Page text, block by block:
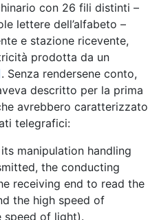
con 26 fili distinti –
lettere dell’alfabeto –
e stazione ricevente,
prodotta da un
. Senza rendersene conto,
descritto per la prima
avrebbero caratterizzato
telegrafici:
manipulation handling
the conducting
receiving end to read the
the high speed of
speed of light).